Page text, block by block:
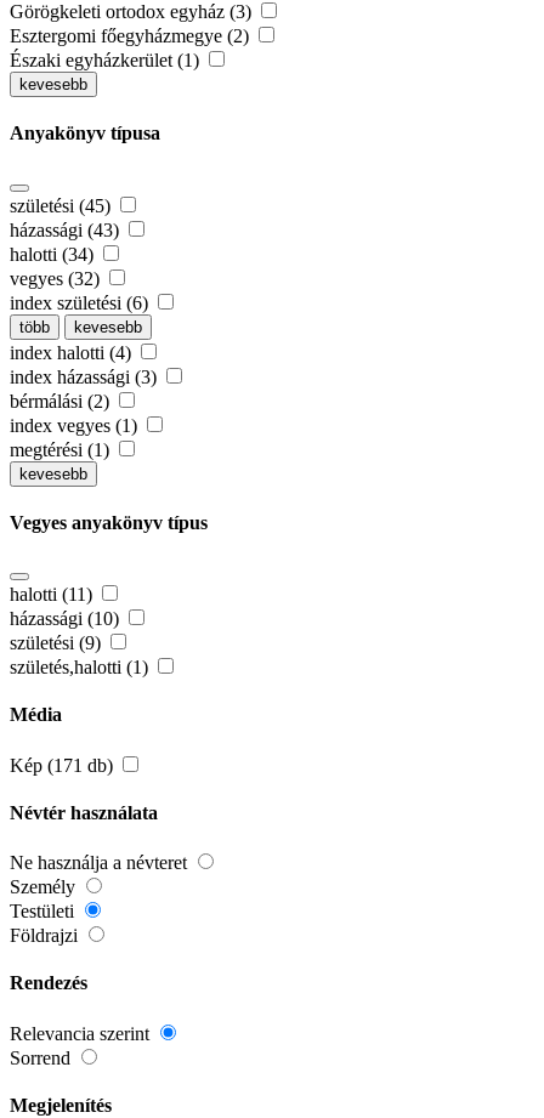
Görögkeleti ortodox egyház (3)
Esztergomi főegyházmegye (2)
Északi egyházkerület (1)
kevesebb
Anyakönyv típusa
születési (45)
házassági (43)
halotti (34)
vegyes (32)
index születési (6)
több kevesebb
index halotti (4)
index házassági (3)
bérmálási (2)
index vegyes (1)
megtérési (1)
kevesebb
Vegyes anyakönyv típus
halotti (11)
házassági (10)
születési (9)
születés,halotti (1)
Média
Kép (171 db)
Névtér használata
Ne használja a névteret
Személy
Testületi
Földrajzi
Rendezés
Relevancia szerint
Sorrend
Megjelenítés